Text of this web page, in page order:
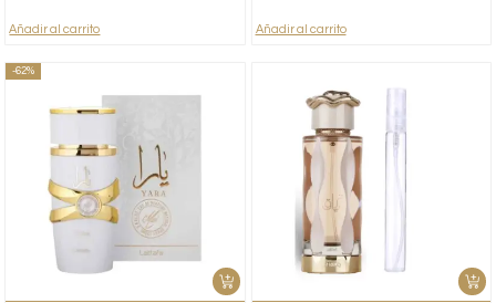
Añadir al carrito Añadir al carrito
-62%